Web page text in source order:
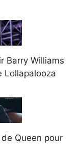
Barry Williams
Lollapalooza
Queen pour